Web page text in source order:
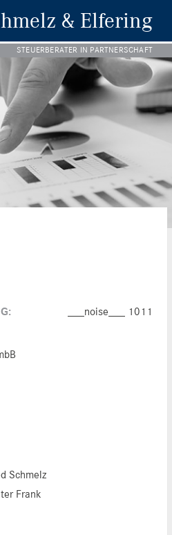
& Elfering
STEUERBERATER IN PARTNERSCHAFT
Schmelz
Frank
___noise___ 1011